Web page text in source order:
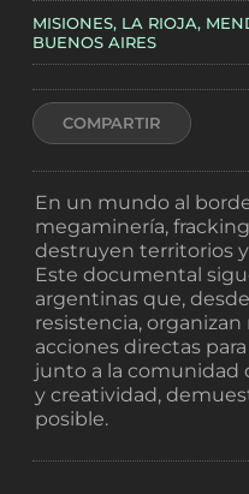
MISIONES, LA RIOJA,
BUENOS AIRES
COMPARTIR
En un mundo al
megaminería,
destruyen territorios
Este documental
argentinas que,
resistencia,
acciones directas
junto a la comunidad
y creatividad,
posible.